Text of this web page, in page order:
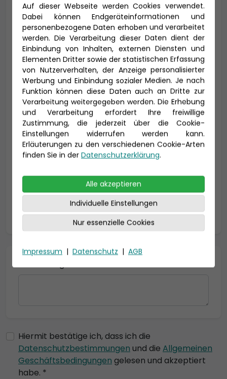
E-Mail *
Telefon *
Geburtsdatum
* = Pflichtfelder
Hiermit bestätige ich, dass ich die
Datenschutzbestimmungen und die Allgemeinen
Geschäftsbedingungen gelesen und akzeptiert
habe. *
Auf dieser Webseite werden Cookies verwendet.
Dabei können Endgeräteinformationen und
personenbezogene Daten erhoben und verarbeitet
werden. Die Verarbeitung dieser Daten dient der
Einbindung von Inhalten, externen Diensten und
Elementen Dritter sowie der statistischen Erfassung
von Nutzerverhalten, der Anzeige personalisierter
Werbung und Einbindung sozialer Medien. Je nach
Funktion können diese Daten auch an Dritte zur
Verarbeitung weitergegeben werden. Die Erhebung
und Verarbeitung erfordert Ihre freiwillige
Zustimmung, die jederzeit über die Cookie-
Einstellungen widerrufen werden kann.
Erläuterungen zu den verschiedenen Cookie-Arten
finden Sie in der Datenschutzerklärung.
Alle akzeptieren
Individuelle Einstellungen
Nur essenzielle Cookies
Impressum | Datenschutz | AGB